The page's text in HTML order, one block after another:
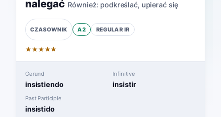
nalegać Również: podkreślać, upierać się
CZASOWNIK A2 REGULAR IR
★★★★★
Gerund
insistiendo
Infinitive
insistir
Past Participle
insistido